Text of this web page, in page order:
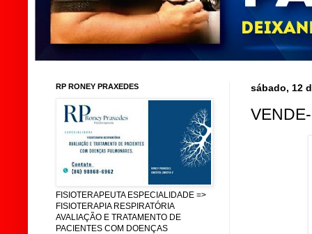
sábado, 12
RP RONEY PRAXEDES
FISIOTERAPEUTA ESPECIALIDADE =>
FISIOTERAPIA RESPIRATÓRIA
AVALIAÇÃO E TRATAMENTO DE
PACIENTES COM DOENÇAS